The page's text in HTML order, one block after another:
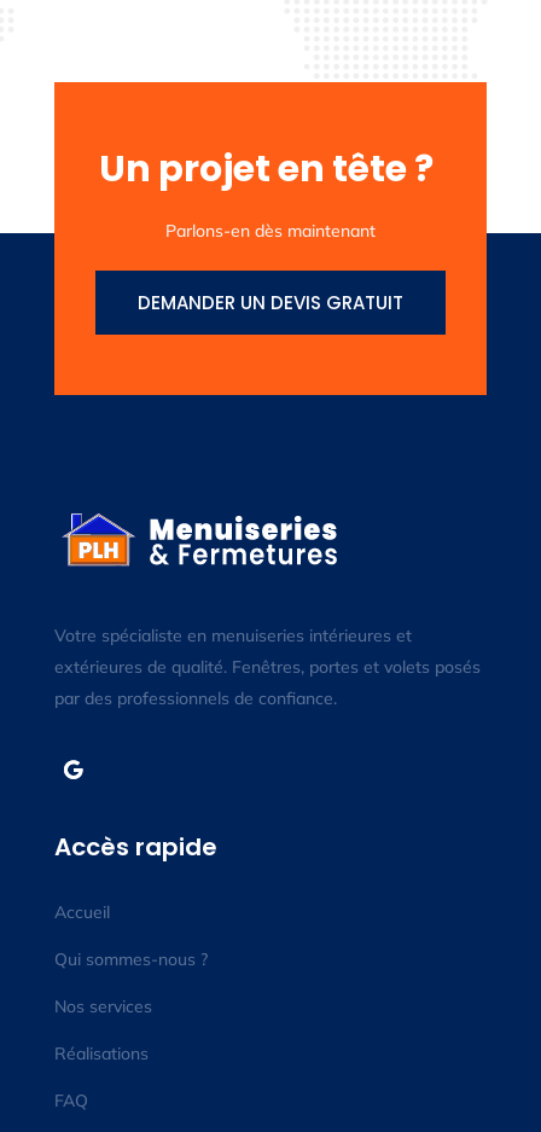
Un projet en tête ?
Parlons-en dès maintenant
DEMANDER UN DEVIS GRATUIT
Votre spécialiste en menuiseries intérieures et
extérieures de qualité. Fenêtres, portes et volets posés
par des professionnels de confiance.
Accès rapide
Accueil
Qui sommes-nous ?
Nos services
Réalisations
FAQ